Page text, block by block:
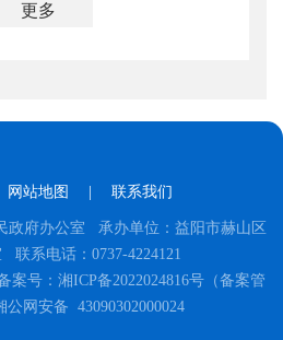
更多
网站地图 联系我们
政府办公室 承办单位：益阳市赫山区
联系电话：0737-4224121
案号：湘ICP备2022024816号（备案管
公网安备 43090302000024